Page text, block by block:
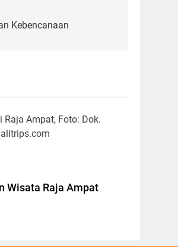
Kebencanaan
Raja Ampat, Foto: Dok.
Wisata Raja Ampat